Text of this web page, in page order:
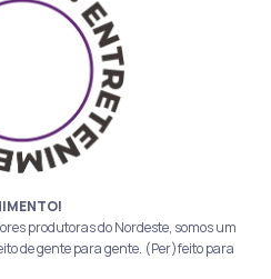
produtoras do Nordeste, somos um
de gente para gente. (Per)feito para